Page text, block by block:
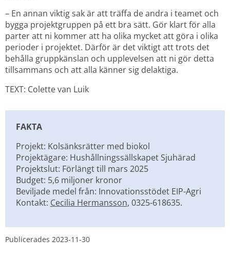
– En annan viktig sak är att träffa de andra i teamet och
bygga projektgruppen på ett bra sätt. Gör klart för alla
parter att ni kommer att ha olika mycket att göra i olika
perioder i projektet. Därför är det viktigt att trots det
behålla gruppkänslan och upplevelsen att ni gör detta
tillsammans och att alla känner sig delaktiga.
TEXT: Colette van Luik
FAKTA
Projekt: Kolsänksrätter med biokol
Projektägare: Hushållningssällskapet Sjuhärad
Projektslut: Förlängt till mars 2025
Budget: 5,6 miljoner kronor
Beviljade medel från: Innovationsstödet EIP-Agri
Kontakt: Cecilia Hermansson, 0325-618635.
Publicerades 2023-11-30